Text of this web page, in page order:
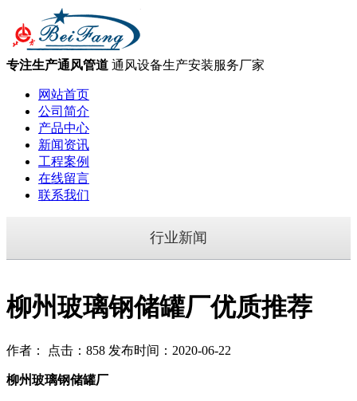
专注生产通风管道 通风设备生产安装服务厂家
网站首页
公司简介
产品中心
新闻资讯
工程案例
在线留言
联系我们
行业新闻
柳州玻璃钢储罐厂优质推荐
作者： 点击：858 发布时间：2020-06-22
柳州玻璃钢储罐厂